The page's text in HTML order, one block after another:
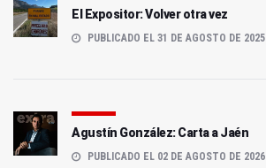
El Expositor: Volver otra vez
PUBLICADO EL 31 DE AGOSTO DE 2025
Agustín González: Carta a Jaén
PUBLICADO EL 02 DE AGOSTO DE 2026